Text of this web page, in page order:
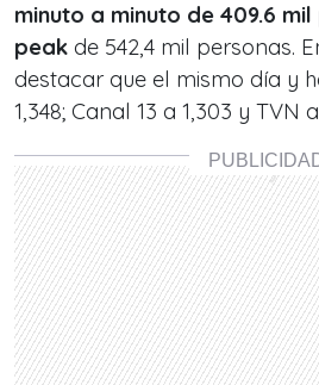
minuto a minuto de 409.6
peak de 542,4 mil personas.
destacar que el mismo día y
1,348; Canal 13 a 1,303 y TVN